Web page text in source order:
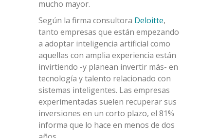
mucho mayor.
Según la firma consultora Deloitte,
tanto empresas que están empezando
a adoptar inteligencia artificial como
aquellas con amplia experiencia están
invirtiendo -y planean invertir más- en
tecnología y talento relacionado con
sistemas inteligentes. Las empresas
experimentadas suelen recuperar sus
inversiones en un corto plazo, el 81%
informa que lo hace en menos de dos